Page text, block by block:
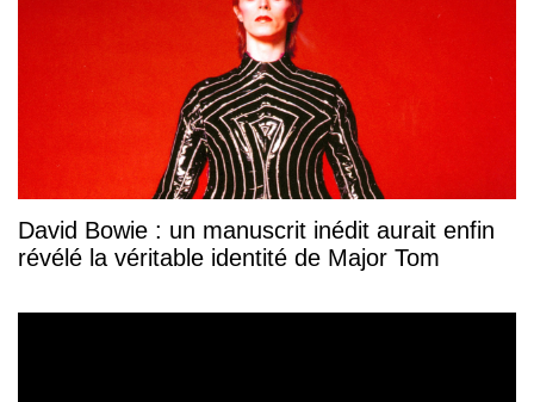
David Bowie : un manuscrit inédit aurait enfin
révélé la véritable identité de Major Tom